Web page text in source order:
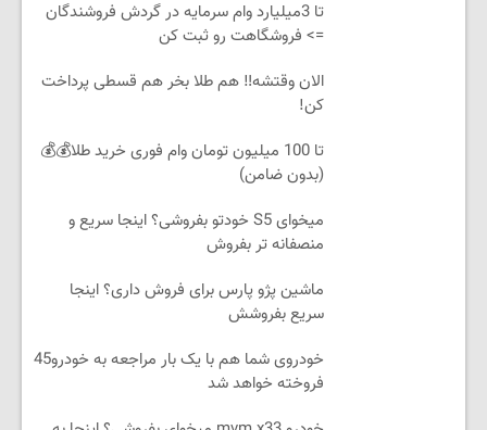
تا 3میلیارد وام سرمایه در گردش فروشندگان
=> فروشگاهت رو ثبت کن
الان وقتشه‼️ هم طلا بخر هم قسطی پرداخت
کن!
تا 100 میلیون تومان وام فوری خرید طلا💰💰
(بدون ضامن)
میخوای S5 خودتو بفروشی؟ اینجا سریع و
منصفانه تر بفروش
ماشین پژو پارس برای فروش داری؟ اینجا
سریع بفروشش
خودروی شما هم با یک بار مراجعه به خودرو45
فروخته خواهد شد